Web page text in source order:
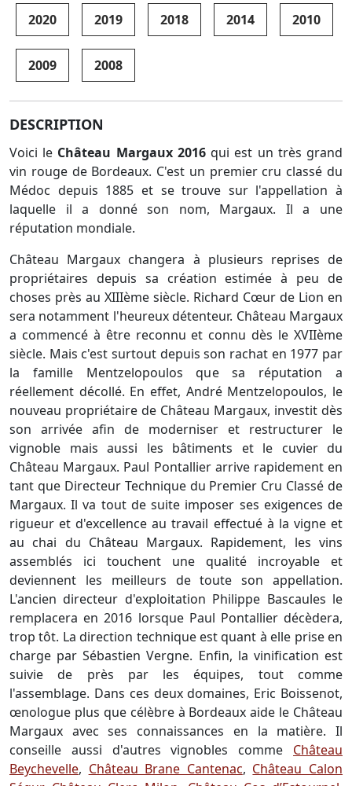
2020 2019 2018 2014 2010
2009 2008
DESCRIPTION
Voici le Château Margaux 2016qui est un très grand
vin rouge de Bordeaux. C'est un premier cru classé du
Médoc depuis 1885 et se trouve sur l'appellation à
laquelle il a donné son nom, Margaux. Il a une
réputation mondiale.
Château Margaux changera à plusieurs reprises de
propriétaires depuis sa création estimée à peu de
choses près au XIIIème siècle. Richard Cœur de Lion en
sera notamment l'heureux détenteur. Château Margaux
a commencé à être reconnu et connu dès le XVIIème
siècle. Mais c'est surtout depuis son rachat en 1977 par
la famille Mentzelopoulos que sa réputation a
réellement décollé. En effet, André Mentzelopoulos, le
nouveau propriétaire de Château Margaux, investit dès
son arrivée afin de moderniser et restructurer le
vignoble mais aussi les bâtiments et le cuvier du
Château Margaux. Paul Pontallier arrive rapidement en
tant que Directeur Technique du Premier Cru Classé de
Margaux. Il va tout de suite imposer ses exigences de
rigueur et d'excellence au travail effectué à la vigne et
au chai du Château Margaux. Rapidement, les vins
assemblés ici touchent une qualité incroyable et
deviennent les meilleurs de toute son appellation.
L'ancien directeur d'exploitation Philippe Bascaules le
remplacera en 2016 lorsque Paul Pontallier décèdera,
trop tôt. La direction technique est quant à elle prise en
charge par Sébastien Vergne. Enfin, la vinification est
suivie de près par les équipes, tout comme
l'assemblage. Dans ces deux domaines, Eric Boissenot,
œnologue plus que célèbre à Bordeaux aide le Château
Margaux avec ses connaissances en la matière. Il
conseille aussi d'autres vignobles comme Château
Beychevelle, Château Brane Cantenac, Château Calon